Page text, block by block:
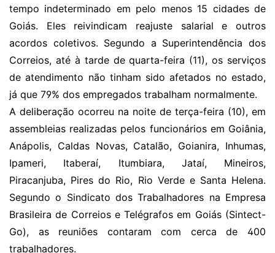
tempo indeterminado em pelo menos 15 cidades de
Goiás. Eles reivindicam reajuste salarial e outros
acordos coletivos. Segundo a Superintendência dos
Correios, até à tarde de quarta-feira (11), os serviços
de atendimento não tinham sido afetados no estado,
já que 79% dos empregados trabalham normalmente.
A deliberação ocorreu na noite de terça-feira (10), em
assembleias realizadas pelos funcionários em Goiânia,
Anápolis, Caldas Novas, Catalão, Goianira, Inhumas,
Ipameri, Itaberaí, Itumbiara, Jataí, Mineiros,
Piracanjuba, Pires do Rio, Rio Verde e Santa Helena.
Segundo o Sindicato dos Trabalhadores na Empresa
Brasileira de Correios e Telégrafos em Goiás (Sintect-
Go), as reuniões contaram com cerca de 400
trabalhadores.